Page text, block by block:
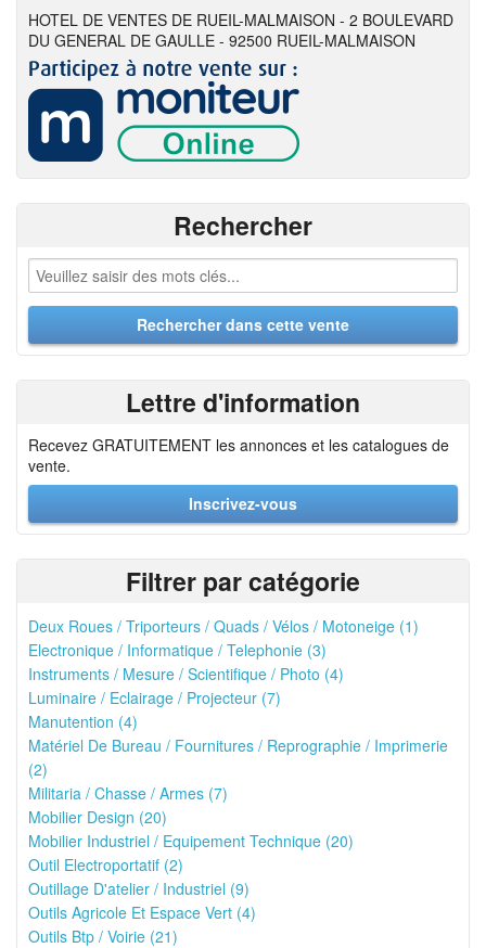
HOTEL DE VENTES DE RUEIL-MALMAISON - 2 BOULEVARD
DU GENERAL DE GAULLE - 92500 RUEIL-MALMAISON
Rechercher
Lettre d'information
Recevez GRATUITEMENT les annonces et les catalogues de
vente.
Inscrivez-vous
Filtrer par catégorie
Deux Roues / Triporteurs / Quads / Vélos / Motoneige (1)
Electronique / Informatique / Telephonie (3)
Instruments / Mesure / Scientifique / Photo (4)
Luminaire / Eclairage / Projecteur (7)
Manutention (4)
Matériel De Bureau / Fournitures / Reprographie / Imprimerie
(2)
Militaria / Chasse / Armes (7)
Mobilier Design (20)
Mobilier Industriel / Equipement Technique (20)
Outil Electroportatif (2)
Outillage D'atelier / Industriel (9)
Outils Agricole Et Espace Vert (4)
Outils Btp / Voirie (21)